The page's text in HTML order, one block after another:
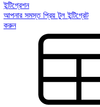
ইন্টিগ্রেশন
আপনার সমস্ত প্রিয় টুল ইন্টিগ্রেট
করুন